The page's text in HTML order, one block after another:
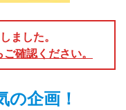
ました。
確認ください。
企画！